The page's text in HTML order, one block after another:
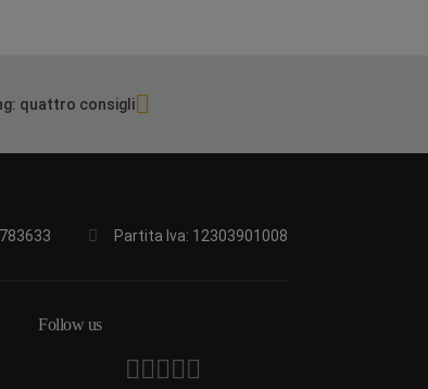
quattro consigli
Partita Iva: 12303901008
Follow us